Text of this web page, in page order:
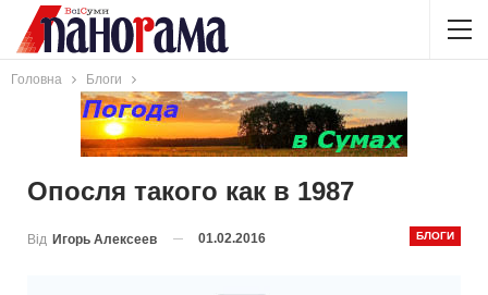
Головна Блоги
Опосля такого как в 1987
БЛОГИ
Від Игорь Алексеев 01.02.2016